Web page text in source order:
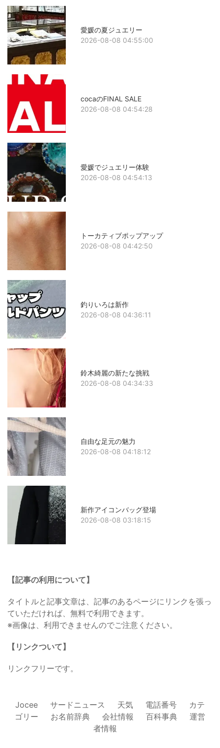
愛媛の夏ジュエリー
2026-08-08 04:55:00
cocaのFINAL SALE
2026-08-08 04:54:28
愛媛でジュエリー体験
2026-08-08 04:54:13
トーカティブポップアップ
2026-08-08 04:42:50
釣りいろは新作
2026-08-08 04:36:11
鈴木綺麗の新たな挑戦
2026-08-08 04:34:33
自由な足元の魅力
2026-08-08 04:18:12
新作アイコンバッグ登場
2026-08-08 03:18:15
【記事の利用について】
タイトルと記事文章は、記事のあるページにリンクを張っ
ていただければ、無料で利用できます。
※画像は、利用できませんのでご注意ください。
【リンクついて】
リンクフリーです。
Jocee サードニュース 天気 電話番号
カテ
ゴリー
お名前辞典 会社情報 百科事典
運営
者情報